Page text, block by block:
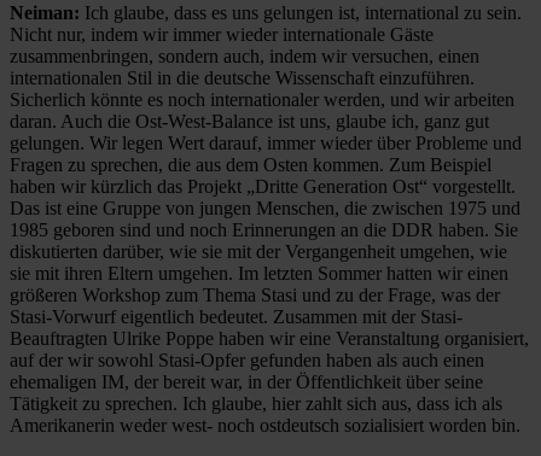
Neiman: Ich glaube, dass es uns gelungen ist, international zu sein.
Nicht nur, indem wir immer wieder internationale Gäste
zusammenbringen, sondern auch, indem wir versuchen, einen
internationalen Stil in die deutsche Wissenschaft einzuführen.
Sicherlich könnte es noch internationaler werden, und wir arbeiten
daran. Auch die Ost-West-Balance ist uns, glaube ich, ganz gut
gelungen. Wir legen Wert darauf, immer wieder über Probleme und
Fragen zu sprechen, die aus dem Osten kommen. Zum Beispiel
haben wir kürzlich das Projekt „Dritte Generation Ost“ vorgestellt.
Das ist eine Gruppe von jungen Menschen, die zwischen 1975 und
1985 geboren sind und noch Erinnerungen an die DDR haben. Sie
diskutierten darüber, wie sie mit der Vergangenheit umgehen, wie
sie mit ihren Eltern umgehen. Im letzten Sommer hatten wir einen
größeren Workshop zum Thema Stasi und zu der Frage, was der
Stasi-Vorwurf eigentlich bedeutet. Zusammen mit der Stasi-
Beauftragten Ulrike Poppe haben wir eine Veranstaltung organisiert,
auf der wir sowohl Stasi-Opfer gefunden haben als auch einen
ehemaligen IM, der bereit war, in der Öffentlichkeit über seine
Tätigkeit zu sprechen. Ich glaube, hier zahlt sich aus, dass ich als
Amerikanerin weder west- noch ostdeutsch sozialisiert worden bin.